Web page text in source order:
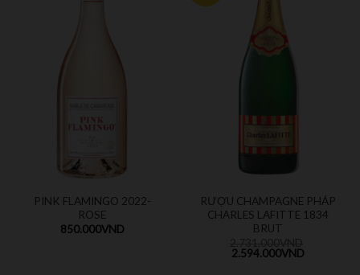
PINK FLAMINGO 2022-
ROSE
850.000VND
RƯỢU CHAMPAGNE PHÁP
CHARLES LAFITTE 1834
BRUT
2.594.000VND